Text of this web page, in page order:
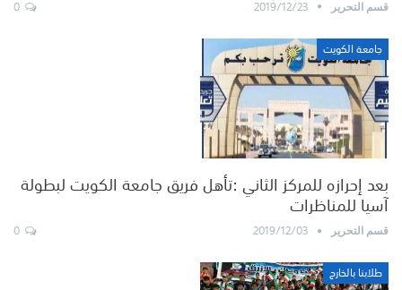
قسم التحرير 2019/12/23
جامعة الكويت
بعد إحرازه للمركز الثاني :تأهل فريق جامعة الكويت لبطولة
آسيا للمناظرات
قسم التحرير 2019/12/03
طلابنا بالخارج